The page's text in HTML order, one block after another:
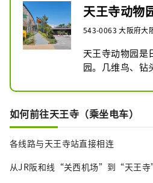
拥有包括俱乐部
房，以及可欣赏
厅、商务中心、
供世界一流的热
客”。
天王寺动物
543-0063 大阪府大
天王寺动物园是
园。几维鸟、钻
物。
如何前往天王寺（乘坐电车）
各线路与天王寺站直接相连
从JR阪和线“关西机场”到“天王